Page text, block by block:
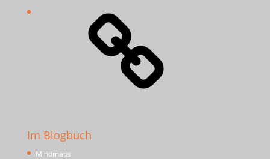
Im Blogbuch
Mindmaps